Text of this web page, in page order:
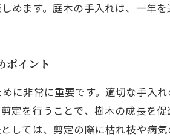
めます。庭木の手入れは、一年を
ポイント
に非常に重要です。適切な手入
定を行うことで、樹木の成長を
しては、剪定の際に枯れ枝や病